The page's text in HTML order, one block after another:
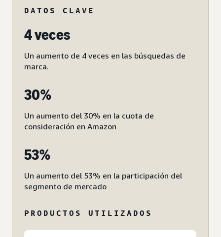
DATOS CLAVE
4 veces
Un aumento de 4 veces en las búsquedas de
marca.
30%
Un aumento del 30% en la cuota de
consideración en Amazon
53%
Un aumento del 53% en la participación del
segmento de mercado
PRODUCTOS UTILIZADOS